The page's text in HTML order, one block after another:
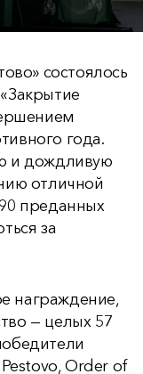
состоялось
года.
и дождливую
отличной
преданных
за
награждение,
— целых 57
Order of